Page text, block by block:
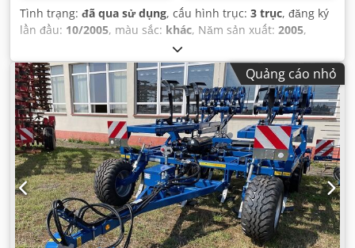
Tình trạng: đã qua sử dụng, cấu hình trục: 3 trục, đăng ký
lần đầu: 10/2005, màu sắc: khác, Năm sản xuất: 2005,
Quảng cáo nhỏ